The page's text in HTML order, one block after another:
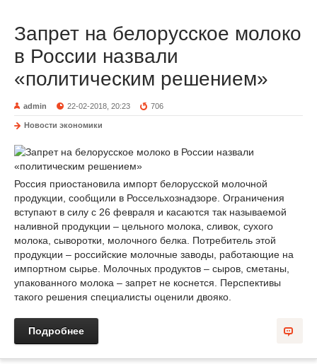
Запрет на белорусское молоко
в России назвали
«политическим решением»
admin 22-02-2018, 20:23 706
Новости экономики
Россия приостановила импорт белорусской молочной
продукции, сообщили в Россельхознадзоре. Ограничения
вступают в силу с 26 февраля и касаются так называемой
наливной продукции – цельного молока, сливок, сухого
молока, сыворотки, молочного белка. Потребитель этой
продукции – российские молочные заводы, работающие на
импортном сырье. Молочных продуктов – сыров, сметаны,
упакованного молока – запрет не коснется. Перспективы
такого решения специалисты оценили двояко.
Подробнее